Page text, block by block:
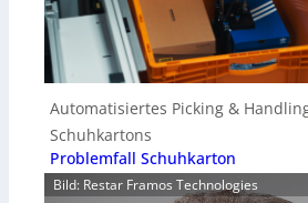
Automatisiertes Picking &
Schuhkartons
Problemfall Schuhkarton
Bild: Restar Framos Technologies